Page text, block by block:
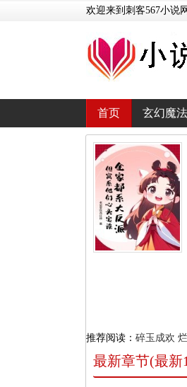
欢迎来到刺客567小说网
首页 玄幻魔法
推荐阅读： 碎玉成欢
最新章节(最新